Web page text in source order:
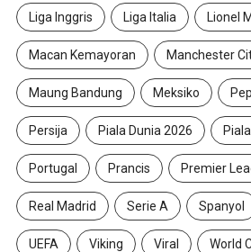
Liga Inggris Liga Italia Lionel
Macan Kemayoran Manchester
Maung Bandung Meksiko
Persija Piala Dunia 2026
Portugal Prancis Premier
Real Madrid Serie A Spanyol
UEFA Viking Viral World